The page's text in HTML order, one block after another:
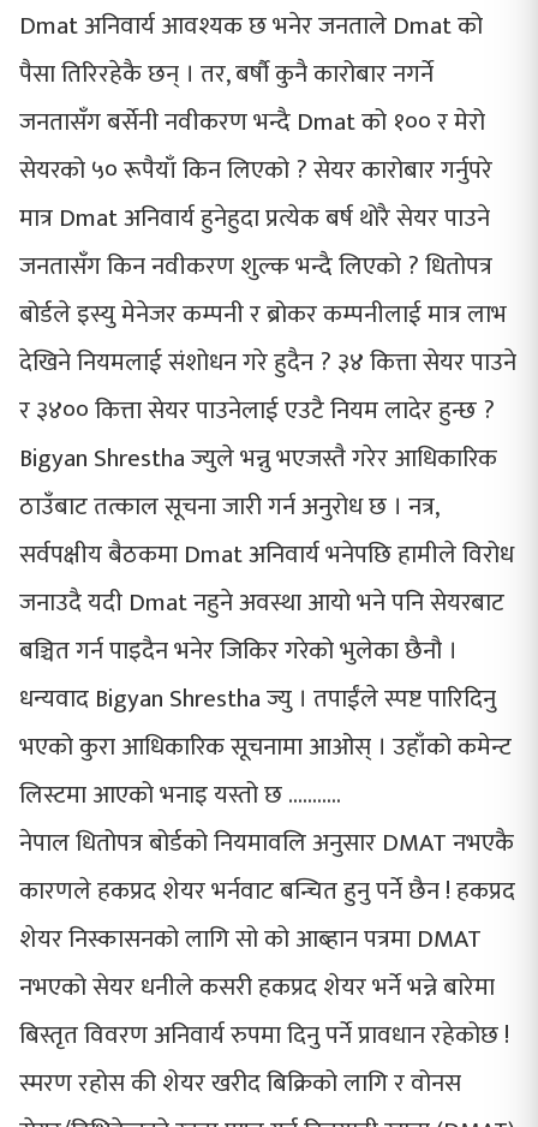
Dmat अनिवार्य आवश्यक छ भनेर जनताले Dmat को
पैसा तिरिरहेकै छन् । तर, बर्षौ कुनै कारोबार नगर्ने
जनतासँग बर्सेनी नवीकरण भन्दै Dmat को १०० र मेरो
सेयरको ५० रूपैयाँ किन लिएको ? सेयर कारोबार गर्नुपरे
मात्र Dmat अनिवार्य हुनेहुदा प्रत्येक बर्ष थोरै सेयर पाउने
जनतासँग किन नवीकरण शुल्क भन्दै लिएको ? धितोपत्र
बोर्डले इस्यु मेनेजर कम्पनी र ब्रोकर कम्पनीलाई मात्र लाभ
देखिने नियमलाई संशोधन गरे हुदैन ? ३४ कित्ता सेयर पाउने
र ३४०० कित्ता सेयर पाउनेलाई एउटै नियम लादेर हुन्छ ?
Bigyan Shrestha ज्युले भन्नु भएजस्तै गरेर आधिकारिक
ठाउँबाट तत्काल सूचना जारी गर्न अनुरोध छ । नत्र,
सर्वपक्षीय बैठकमा Dmat अनिवार्य भनेपछि हामीले विरोध
जनाउदै यदी Dmat नहुने अवस्था आयो भने पनि सेयरबाट
बञ्चित गर्न पाइदैन भनेर जिकिर गरेको भुलेका छैनौ ।
धन्यवाद Bigyan Shrestha ज्यु । तपाईंले स्पष्ट पारिदिनु
भएको कुरा आधिकारिक सूचनामा आओस् । उहाँको कमेन्ट
लिस्टमा आएको भनाइ यस्तो छ ...........
नेपाल धितोपत्र बोर्डको नियमावलि अनुसार DMAT नभएकै
कारणले हकप्रद शेयर भर्नवाट बन्चित हुनु पर्ने छैन ! हकप्रद
शेयर निस्कासनको लागि सो को आब्हान पत्रमा DMAT
नभएको सेयर धनीले कसरी हकप्रद शेयर भर्ने भन्ने बारेमा
बिस्तृत विवरण अनिवार्य रुपमा दिनु पर्ने प्रावधान रहेकोछ !
स्मरण रहोस की शेयर खरीद बिक्रिको लागि र वोनस